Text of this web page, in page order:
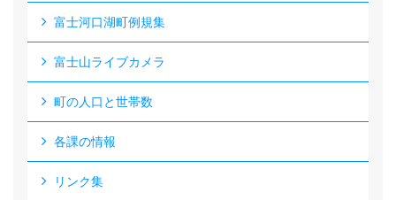
富士河口湖町例規集
富士山ライブカメラ
町の人口と世帯数
各課の情報
リンク集